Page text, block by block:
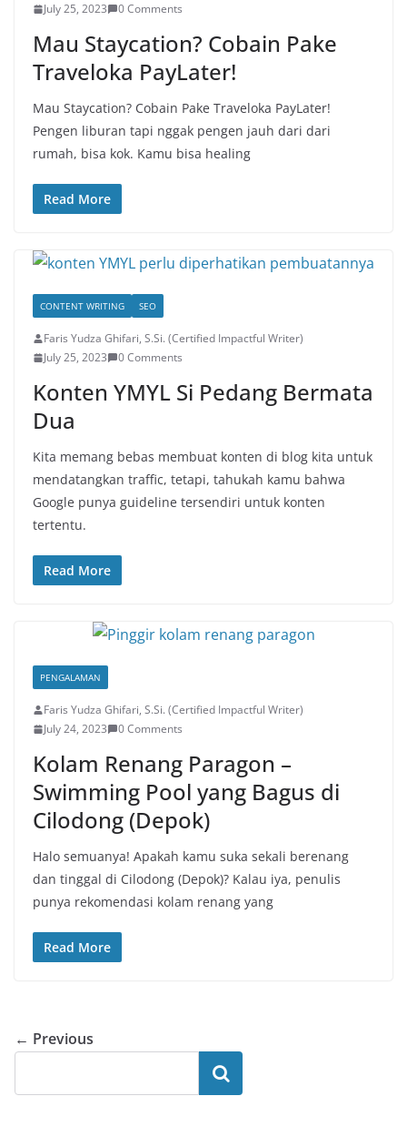
July 25, 2023
0 Comments
Mau Staycation? Cobain Pake
Traveloka PayLater!
Mau Staycation? Cobain Pake Traveloka PayLater!
Pengen liburan tapi nggak pengen jauh dari dari
rumah, bisa kok. Kamu bisa healing
Read More
CONTENT WRITING SEO
Faris Yudza Ghifari, S.Si. (Certified Impactful Writer)
July 25, 2023
0 Comments
Konten YMYL Si Pedang Bermata
Dua
Kita memang bebas membuat konten di blog kita untuk
mendatangkan traffic, tetapi, tahukah kamu bahwa
Google punya guideline tersendiri untuk konten
tertentu.
Read More
PENGALAMAN
Faris Yudza Ghifari, S.Si. (Certified Impactful Writer)
July 24, 2023
0 Comments
Kolam Renang Paragon –
Swimming Pool yang Bagus di
Cilodong (Depok)
Halo semuanya! Apakah kamu suka sekali berenang
dan tinggal di Cilodong (Depok)? Kalau iya, penulis
punya rekomendasi kolam renang yang
Read More
← Previous
Search